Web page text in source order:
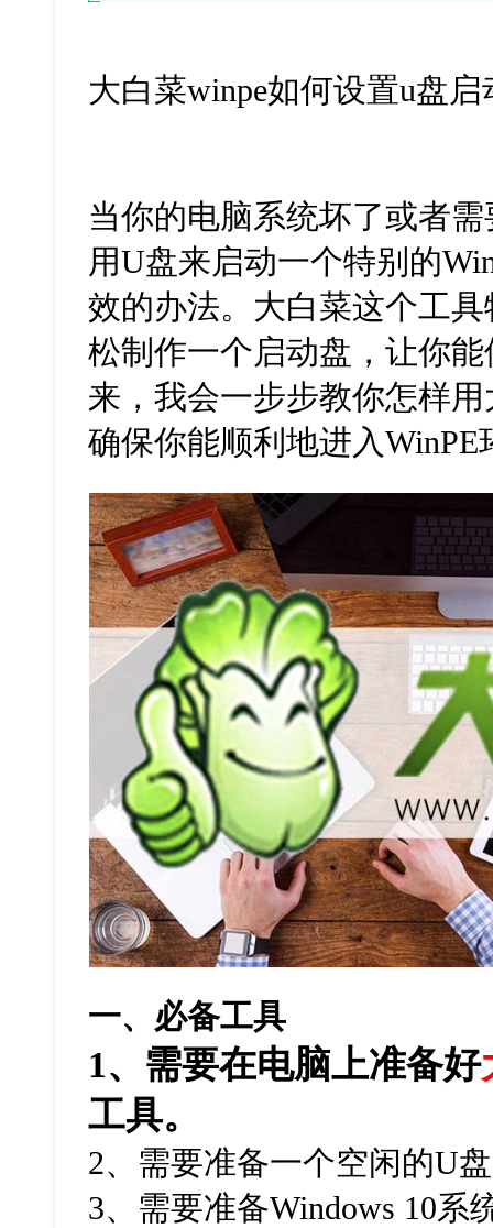
大白菜winpe如何设置u盘启
当你的电脑系统坏了或者
用U盘来启动一个特别的
效的办法。大白菜这个工
松制作一个启动盘，让你
来，我会一步步教你怎样
确保你能顺利地进入WinPE
一、必备工具
1、需要在电脑上准备好
工具。
2、需要准备一个空闲的U
3、需要准备Windows 10系